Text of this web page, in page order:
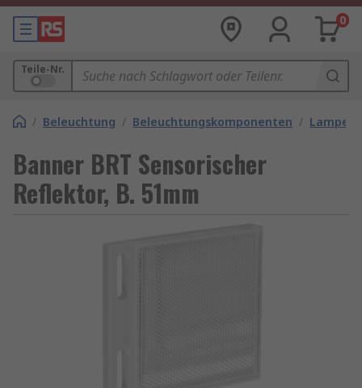
0
Teile-Nr.
/ Beleuchtung / Beleuchtungskomponenten /
Banner BRT Sensorischer
Reflektor, B. 51mm